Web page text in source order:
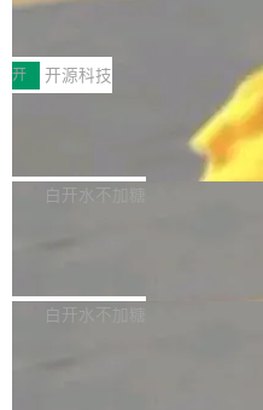
-2024 和 C23 编程接口标准的
_linux(8) 增强了对 Linux 系统
括 epoll（围绕 kqueue 实现）
列、...
发者及生态伙伴，系统呈现了平
完整能力版图——从IAP高价值
营、到IAA游戏的“买变一体”正
广告协同的全链路经营闭环，以
的出海增长布局。 华为终端云
责人在开场致辞中表示，游戏开
已不再是“多一个投放渠道”，而
高质量游戏...
技嘉X3D系列再添新成员
面向AMD Ryzen X3D处理器玩
列主板阵容迎来新成员
X3D。作为面向主流高性能平
产品，B850 AORUS ELITE
D平台优化上的技术积累，旨在
更稳定、更高效的装机选择。
式2.0，可根据不同使用场景释
开 开源科技
Zadig v5.0 发布：AI 发布专
我们团队这几天最大的卡点不是
好，是 AI 写得太好了。 好到审
过 1528 名开发者，85% 说 AI
白开水不加糖
数据库，有一个图形后端。作为
白开水不加糖